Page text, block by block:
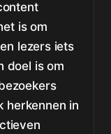
is om
lezers iets
doel is om
herkennen in